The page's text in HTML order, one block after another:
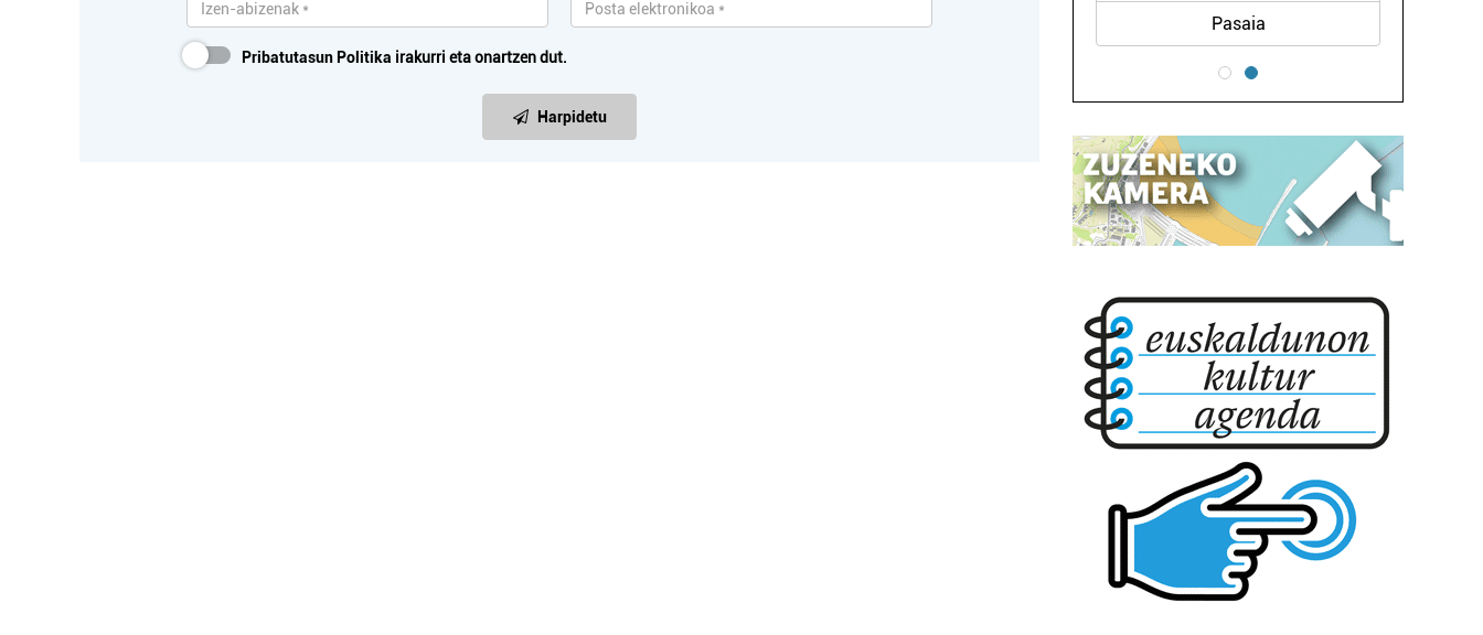
Pribatutasun Politika irakurri eta onartzen dut.
Harpidetu
Oiartzun Pasaia Oiartzun Pasaia